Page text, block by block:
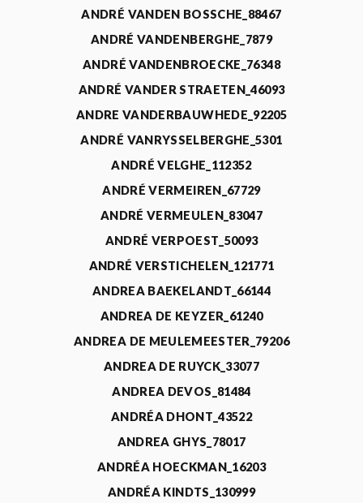
ANDRÉ VANDEN BOSSCHE_88467
ANDRÉ VANDENBERGHE_7879
ANDRÉ VANDENBROECKE_76348
ANDRÉ VANDER STRAETEN_46093
ANDRE VANDERBAUWHEDE_92205
ANDRÉ VANRYSSELBERGHE_5301
ANDRÉ VELGHE_112352
ANDRÉ VERMEIREN_67729
ANDRÉ VERMEULEN_83047
ANDRÉ VERPOEST_50093
ANDRÉ VERSTICHELEN_121771
ANDREA BAEKELANDT_66144
ANDREA DE KEYZER_61240
ANDREA DE MEULEMEESTER_79206
ANDREA DE RUYCK_33077
ANDREA DEVOS_81484
ANDRÉA DHONT_43522
ANDREA GHYS_78017
ANDRÉA HOECKMAN_16203
ANDRÉA KINDTS_130999